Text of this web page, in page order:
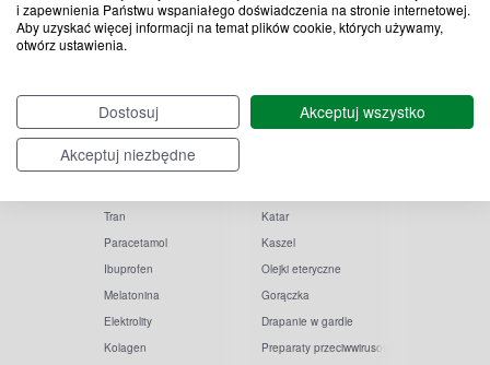
i zapewnienia Państwu wspaniałego doświadczenia na stronie internetowej.
Aby uzyskać więcej informacji na temat plików cookie, których używamy,
otwórz ustawienia.
Dostosuj
Akceptuj wszystko
Akceptuj niezbędne
Popularne zapytania
Witamina D
Witamina C
Tran
Paracetamol
Ibuprofen
Melatonina
Elektrolity
Kolagen
Przeziębienie i grypa
Katar
Kaszel
Olejki eteryczne
Gorączka
Drapanie w gardle
Preparaty przeciwwirusowe